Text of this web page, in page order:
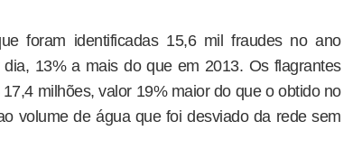
foram identificadas 15,6 mil fraudes no ano
13% a mais do que em 2013. Os flagrantes
milhões, valor 19% maior do que o obtido no
volume de água que foi desviado da rede sem